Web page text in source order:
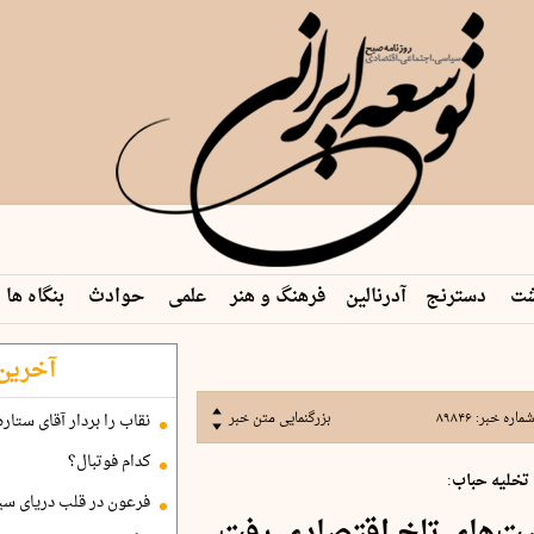
دسترنج آدرنالین فرهنگ و هنر علمی حوادث بنگاه ها
شماره خبر:۸۹۸۴۶ بزرگنمایی متن خبر
حباب:
نقاب را بردار آقای
کدام فوتبال؟
فرعون در قلب دریای